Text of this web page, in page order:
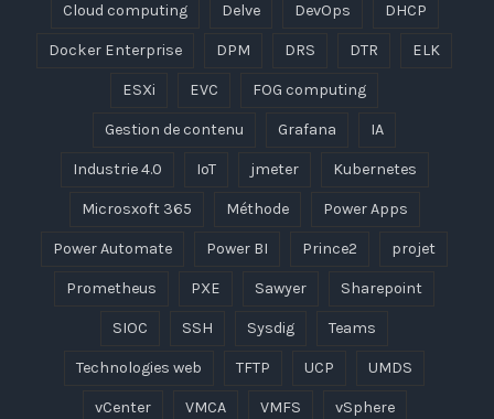
Cloud computing Delve DevOps DHCP
Docker Enterprise DPM DRS DTR ELK
ESXi EVC FOG computing
Gestion de contenu Grafana IA
Industrie 4.0 IoT jmeter Kubernetes
Microsxoft 365 Méthode Power Apps
Power Automate Power BI Prince2 projet
Prometheus PXE Sawyer Sharepoint
SIOC SSH Sysdig Teams
Technologies web TFTP UCP UMDS
vCenter VMCA VMFS vSphere